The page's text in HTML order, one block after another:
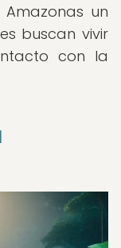
un
buscan vivir
con la